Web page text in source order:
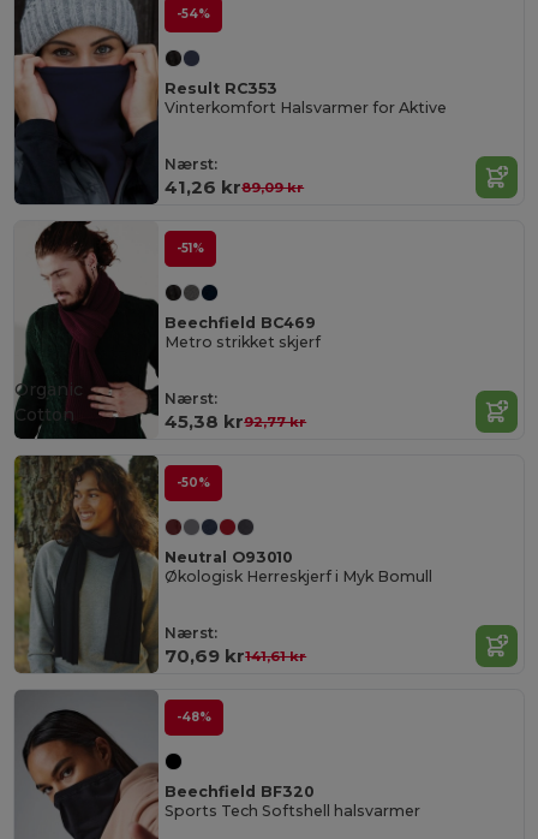
-54%
Result RC353
Vinterkomfort Halsvarmer for Aktive
Nærst:
41,26 kr89,09 kr
-51%
Beechfield BC469
Metro strikket skjerf
Nærst:
45,38 kr92,77 kr
Organic
Cotton
-50%
Neutral O93010
Økologisk Herreskjerf i Myk Bomull
Nærst:
70,69 kr141,61 kr
-48%
Beechfield BF320
Sports Tech Softshell halsvarmer